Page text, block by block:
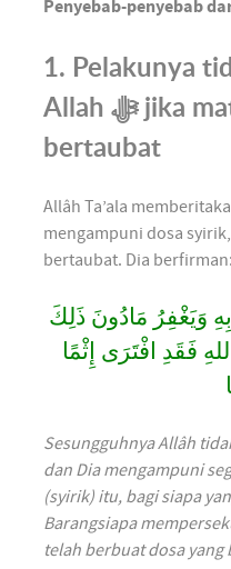
Penyebab-penyebab
1. Pelakunya
Allah ﷻ jika mati sebelum
bertaubat
Allâh Ta’ala
mengampuni dosa
bertaubat. Dia berfirman:
وَيَغْفِرُ مَادُونَ ذَلِكَ
فَقَدِ افْتَرَى إِثْمًا
Sesungguhnya Allâh
dan Dia mengampuni
(syirik) itu, bagi siapa
Barangsiapa
telah berbuat dosa yang